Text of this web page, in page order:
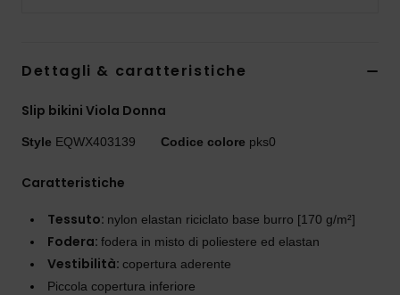
Dettagli & caratteristiche
Slip bikini Viola Donna
Style EQWX403139 Codice colore pks0
Caratteristiche
Tessuto: nylon elastan riciclato base burro [170 g/m²]
Fodera: fodera in misto di poliestere ed elastan
Vestibilità: copertura aderente
Piccola copertura inferiore